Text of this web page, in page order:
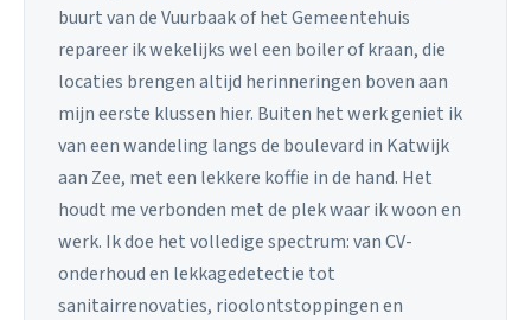
buurt van de Vuurbaak of het Gemeentehuis
repareer ik wekelijks wel een boiler of kraan, die
locaties brengen altijd herinneringen boven aan
mijn eerste klussen hier. Buiten het werk geniet ik
van een wandeling langs de boulevard in Katwijk
aan Zee, met een lekkere koffie in de hand. Het
houdt me verbonden met de plek waar ik woon en
werk. Ik doe het volledige spectrum: van CV-
onderhoud en lekkagedetectie tot
sanitairrenovaties, rioolontstoppingen en